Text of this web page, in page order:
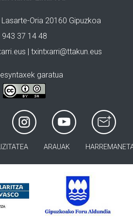
Oria 20160 Gipuzkoa
943 37 14 48
| txintxarri@ttakun.eus
garatua
ARAUAK